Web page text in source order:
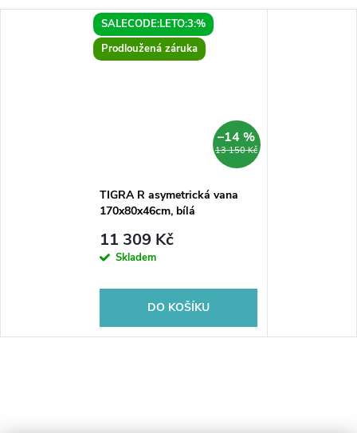
SALECODE:LETO:3:%
Prodloužená záruka
13 150 Kč
–14 %
TIGRA R asymetrická vana
170x80x46cm, bílá
11 309 Kč
Skladem
DO KOŠÍKU